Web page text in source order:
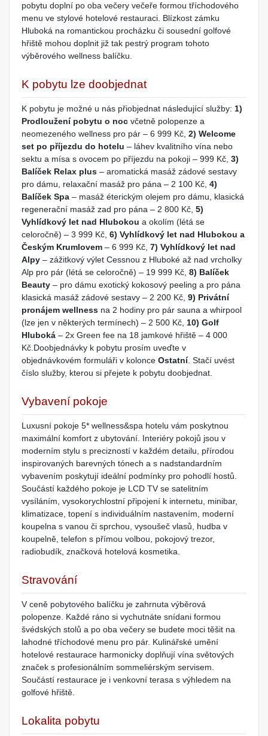
pobytu doplní po oba večery večeře formou tříchodového
menu ve stylové hotelové restauraci. Blízkost zámku
Hluboká na romantickou procházku či sousední golfové
hřiště mohou doplnit již tak pestrý program tohoto
výběrového wellness balíčku.
K pobytu lze doobjednat
K pobytu je možné u nás přiobjednat následující služby: 1)
Prodloužení pobytu o noc včetně polopenze a
neomezeného wellness pro pár – 6 999 Kč, 2) Welcome
set po příjezdu do hotelu – láhev kvalitního vína nebo
sektu a mísa s ovocem po příjezdu na pokoji – 999 Kč, 3)
Balíček Relax plus – aromatická masáž zádové sestavy
pro dámu, relaxační masáž pro pána – 2 100 Kč, 4)
Balíček Spa – masáž éterickým olejem pro dámu, klasická
regenerační masáž zad pro pána – 2 800 Kč, 5)
Vyhlídkový let nad Hlubokou a okolím (létá se
celoročně) – 3 999 Kč, 6) Vyhlídkový let nad Hlubokou a
Českým Krumlovem – 6 999 Kč, 7) Vyhlídkový let nad
Alpy – zážitkový výlet Cessnou z Hluboké až nad vrcholky
Alp pro pár (létá se celoročně) – 19 999 Kč, 8) Balíček
Beauty – pro dámu exotický kokosový peeling a pro pána
klasická masáž zádové sestavy – 2 200 Kč, 9) Privátní
pronájem wellness na 2 hodiny pro pár sauna a whirpool
(lze jen v některých termínech) – 2 500 Kč, 10) Golf
Hluboká – 2x Green fee na 18 jamkové hřiště – 4 000
Kč.Doobjednávky k pobytu prosím uveďte v
objednávkovém formuláři v kolonce Ostatní. Stačí uvést
číslo služby, kterou si přejete k pobytu doobjednat.
Vybavení pokoje
Luxusní pokoje 5* wellness&spa hotelu vám poskytnou
maximální komfort z ubytování. Interiéry pokojů jsou v
moderním stylu s precizností v každém detailu, přírodou
inspirovaných barevných tónech a s nadstandardním
vybavením poskytují ideální podmínky pro pohodlí hostů.
Součástí každého pokoje je LCD TV se satelitním
vysíláním, vysokorychlostní připojení k internetu, minibar,
klimatizace, topení s individuálním nastavením, moderní
koupelna s vanou či sprchou, vysoušeč vlasů, hudba v
koupelně, telefon s přímou volbou, pokojový trezor,
radiobudík, značková hotelová kosmetika.
Stravování
V ceně pobytového balíčku je zahrnuta výběrová
polopenze. Každé ráno si vychutnáte snídani formou
švédských stolů a po oba večery se budete moci těšit na
lahodné tříchodové menu pro pár. Kulinářské umění
hotelové restaurace harmonicky doplňují vína světových
značek s profesionálním sommeliérským servisem.
Součástí restaurace je i venkovní terasa s výhledem na
golfové hřiště.
Lokalita pobytu